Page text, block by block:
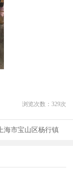
浏览次数： 329次
上海市宝山区杨行镇